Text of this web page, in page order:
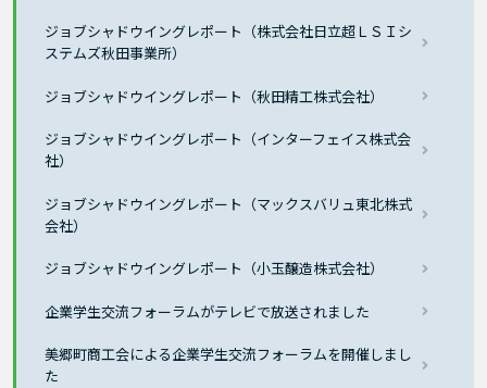
ジョブシャドウイングレポート（株式会社日立超ＬＳＩシ
ステムズ秋田事業所）
ジョブシャドウイングレポート（秋田精工株式会社）
ジョブシャドウイングレポート（インターフェイス株式会
社）
ジョブシャドウイングレポート（マックスバリュ東北株式
会社）
ジョブシャドウイングレポート（小玉醸造株式会社）
企業学生交流フォーラムがテレビで放送されました
美郷町商工会による企業学生交流フォーラムを開催しまし
た